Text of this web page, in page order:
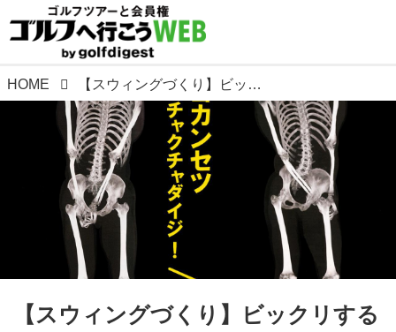
HOME 【スウィングづくり】ビックリするほど体が回る、ヘッドが走る!「股関節を使う」ってこういうこと①
【スウィングづくり】ビックリする